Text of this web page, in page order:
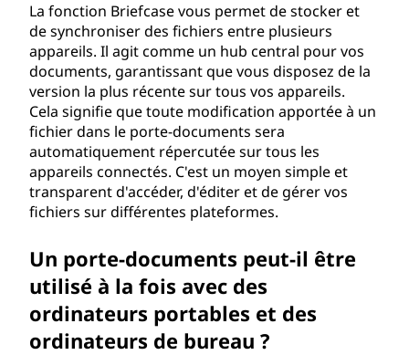
La fonction Briefcase vous permet de stocker et
de synchroniser des fichiers entre plusieurs
appareils. Il agit comme un hub central pour vos
documents, garantissant que vous disposez de la
version la plus récente sur tous vos appareils.
Cela signifie que toute modification apportée à un
fichier dans le porte-documents sera
automatiquement répercutée sur tous les
appareils connectés. C'est un moyen simple et
transparent d'accéder, d'éditer et de gérer vos
fichiers sur différentes plateformes.
Un porte-documents peut-il être
utilisé à la fois avec des
ordinateurs portables et des
ordinateurs de bureau ?